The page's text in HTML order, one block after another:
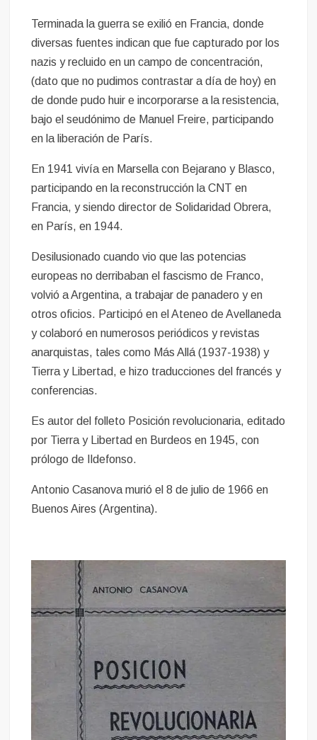
Terminada la guerra se exilió en Francia, donde
diversas fuentes indican que fue capturado por los
nazis y recluido en un campo de concentración,
(dato que no pudimos contrastar a día de hoy) en
de donde pudo huir e incorporarse a la resistencia,
bajo el seudónimo de Manuel Freire, participando
en la liberación de París.
En 1941 vivía en Marsella con Bejarano y Blasco,
participando en la reconstrucción la CNT en
Francia, y siendo director de Solidaridad Obrera,
en París, en 1944.
Desilusionado cuando vio que las potencias
europeas no derribaban el fascismo de Franco,
volvió a Argentina, a trabajar de panadero y en
otros oficios. Participó en el Ateneo de Avellaneda
y colaboró ​​en numerosos periódicos y revistas
anarquistas, tales como Más Allá (1937-1938) y
Tierra y Libertad, e hizo traducciones del francés y
conferencias.
Es autor del folleto Posición revolucionaria, editado
por Tierra y Libertad en Burdeos en 1945, con
prólogo de Ildefonso.
Antonio Casanova murió el 8 de julio de 1966 en
Buenos Aires (Argentina).